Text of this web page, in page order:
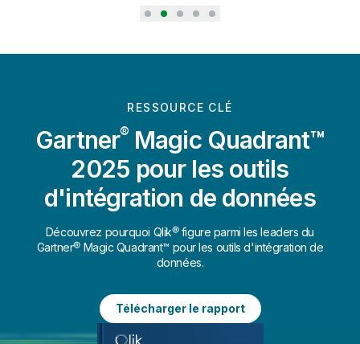
RESSOURCE CLÉ
Gartner® Magic Quadrant™
2025 pour les outils
d'intégration de données
Découvrez pourquoi Qlik® figure parmi les leaders du
Gartner® Magic Quadrant™ pour les outils d'intégration de
données.
Télécharger le rapport